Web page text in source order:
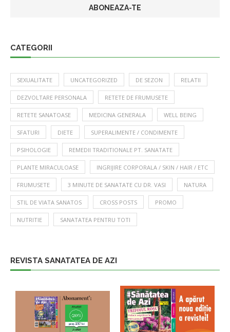
CATEGORII
SEXUALITATE UNCATEGORIZED DE SEZON RELATII
DEZVOLTARE PERSONALA RETETE DE FRUMUSETE
RETETE SANATOASE MEDICINA GENERALA WELL BEING
SFATURI DIETE SUPERALIMENTE / CONDIMENTE
PSIHOLOGIE REMEDII TRADITIONALE PT. SANATATE
PLANTE MIRACULOASE INGRIJIRE CORPORALA / SKIN / HAIR / ETC
FRUMUSETE 3 MINUTE DE SANATATE CU DR. VASI NATURA
STIL DE VIATA SANATOS CROSS POSTS PROMO
NUTRITIE SANATATEA PENTRU TOTI
REVISTA SANATATEA DE AZI